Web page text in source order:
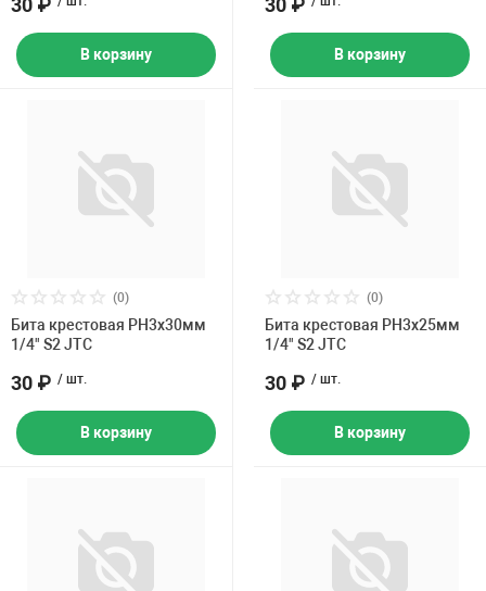
30 ₽
В корзину
30 ₽
В корзину
(0)
Бита крестовая PH3х30мм
1/4" S2 JTC
30 ₽ / шт.
В корзину
(0)
Бита крестовая PH3х25мм
1/4" S2 JTC
30 ₽ / шт.
В корзину